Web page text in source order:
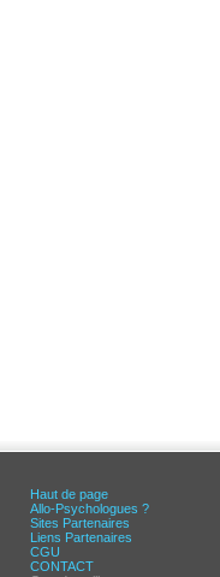
Haut de page
Allo-Psychologues ?
Sites Partenaires
Liens Partenaires
CGU
CONTACT